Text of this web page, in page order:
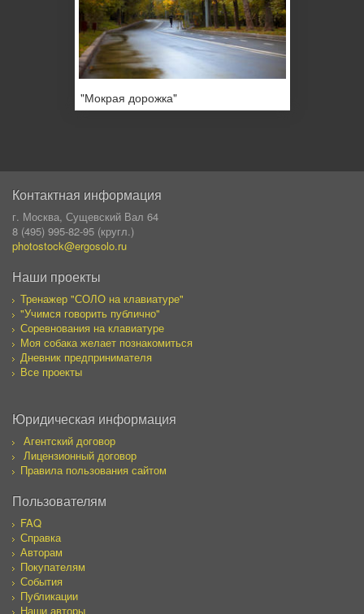
"Мокрая дорожка"
Контактная информация
г. Москва, Сущевский Вал 64
8 (495) 995-82-95 (кругл.)
photostock@ergosolo.ru
Наши проекты
Тренажер "СОЛО на клавиатуре"
"Учимся говорить публично"
Соревнования на клавиатуре
Моя собака желает познакомиться
Дневник предпринимателя
Все проекты
Юридическая информация
Агентский договор
Лицензионный договор
Правила пользования сайтом
Пользователям
FAQ
Справка
Авторам
Покупателям
События
Публикации
Наши авторы